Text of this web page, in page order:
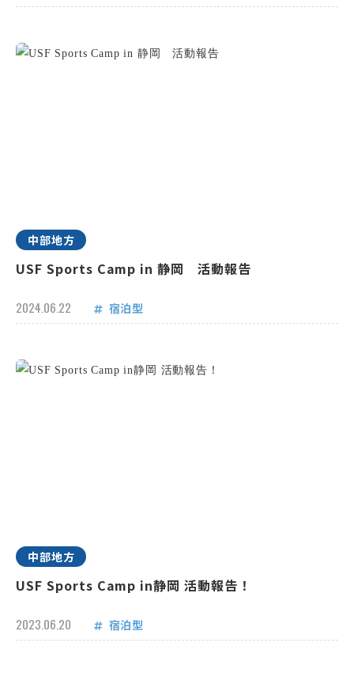
中部地方
USF Sports Camp in 静岡 活動報告
2024.06.22 宿泊型
中部地方
USF Sports Camp in静岡 活動報告！
2023.06.20 宿泊型